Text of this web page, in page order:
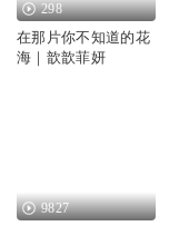
298
在那片你不知道的花
海｜歆歆菲妍
9827